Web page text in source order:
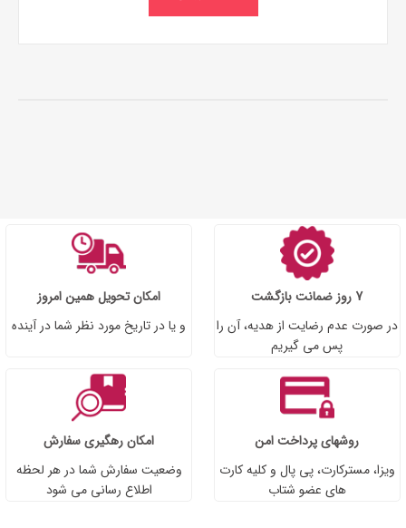
7 روز ضمانت بازگشت
در صورت عدم رضایت از هدیه، آن را
پس می گیریم
امکان تحویل همین امروز
و یا در تاریخ مورد نظر شما در آینده
روشهای پرداخت امن
ویزا، مسترکارت، پی پال و کلیه کارت
های عضو شتاب
امکان رهگیری سفارش
وضعیت سفارش شما در هر لحظه
اطلاع رسانی می شود